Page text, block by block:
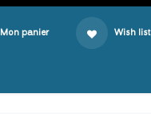
Mon panier Wish list